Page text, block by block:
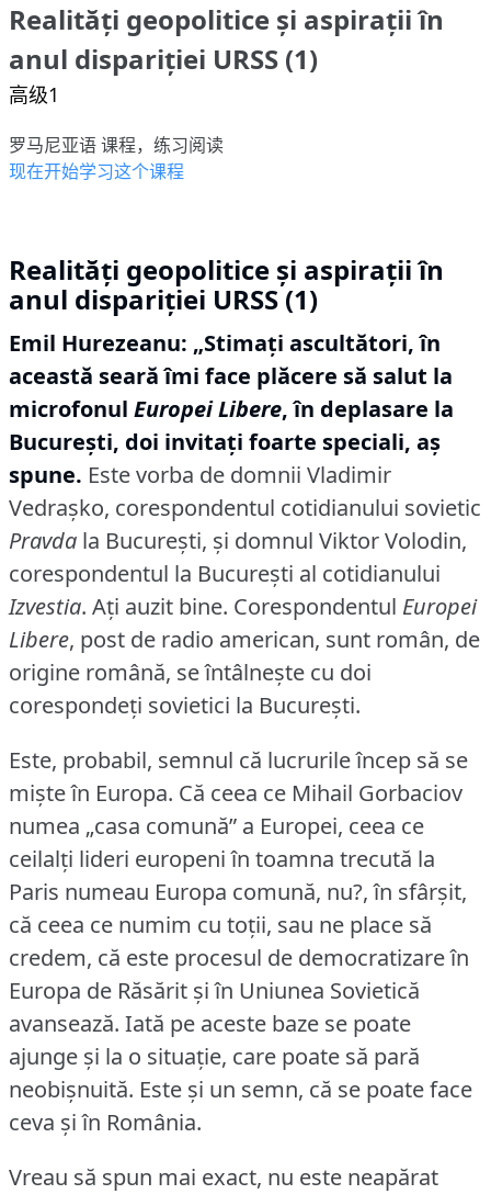
Realități geopolitice și aspirații în
anul dispariției URSS (1)
高级1
罗马尼亚语 课程，练习阅读
现在开始学习这个课程
Realități geopolitice și aspirații în
anul dispariției URSS (1)
Emil Hurezeanu: „Stimaţi ascultători, în
această seară îmi face plăcere să salut la
microfonul Europei Libere, în deplasare la
Bucureşti, doi invitaţi foarte speciali, aş
spune. Este vorba de domnii Vladimir
Vedraşko, corespondentul cotidianului sovietic
Pravda la Bucureşti, şi domnul Viktor Volodin,
corespondentul la Bucureşti al cotidianului
Izvestia. Aţi auzit bine. Corespondentul Europei
Libere, post de radio american, sunt român, de
origine română, se întâlneşte cu doi
corespondeţi sovietici la Bucureşti.
Este, probabil, semnul că lucrurile încep să se
mişte în Europa. Că ceea ce Mihail Gorbaciov
numea „casa comună” a Europei, ceea ce
ceilalţi lideri europeni în toamna trecută la
Paris numeau Europa comună, nu?, în sfârşit,
că ceea ce numim cu toţii, sau ne place să
credem, că este procesul de democratizare în
Europa de Răsărit şi în Uniunea Sovietică
avansează. Iată pe aceste baze se poate
ajunge şi la o situaţie, care poate să pară
neobişnuită. Este şi un semn, că se poate face
ceva şi în România.
Vreau să spun mai exact, nu este neapărat